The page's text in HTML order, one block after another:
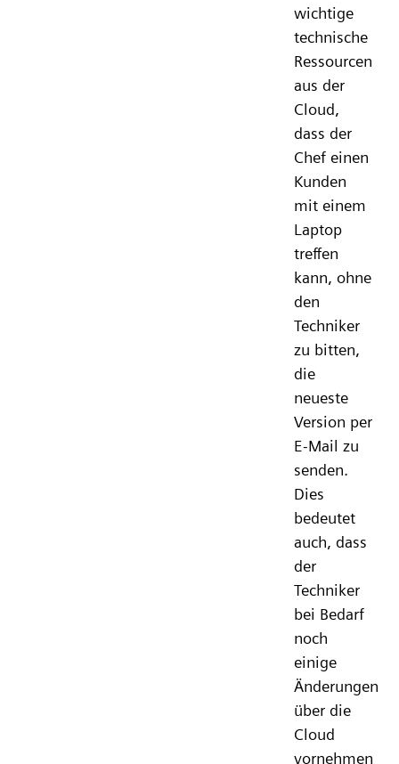
wichtige
technische
Ressourcen
aus der
Cloud,
dass der
Chef einen
Kunden
mit einem
Laptop
treffen
kann, ohne
den
Techniker
zu bitten,
die
neueste
Version per
E-Mail zu
senden.
Dies
bedeutet
auch, dass
der
Techniker
bei Bedarf
noch
einige
Änderungen
über die
Cloud
vornehmen